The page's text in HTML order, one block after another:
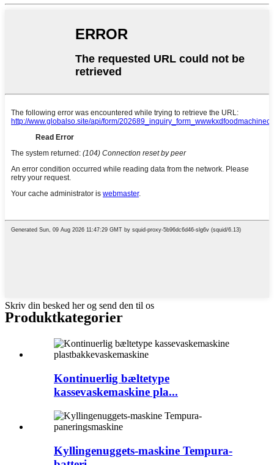
Skriv din besked her og send den til os
Produktkategorier
Kontinuerlig bæltetype
kassevaskemaskine pla...
Kyllingenuggets-maskine Tempura-